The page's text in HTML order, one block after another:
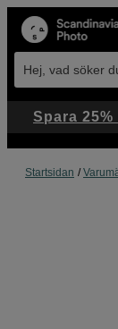
Hej, vad söker
Startsidan
Spara